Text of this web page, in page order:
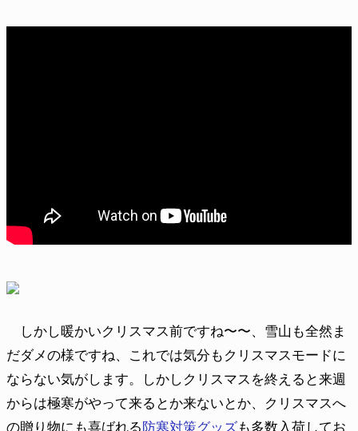
しかし暖かいクリスマス前ですね〜〜、雪山も全然ま
だダメの様ですね、これでは気分もクリスマスモードに
ならない気がします。しかしクリスマスを終えると来週
からは極寒がやって来るとか来ないとか、クリスマスへ
の贈り物にも喜ばれる 防寒対策グッズも多数入荷してお